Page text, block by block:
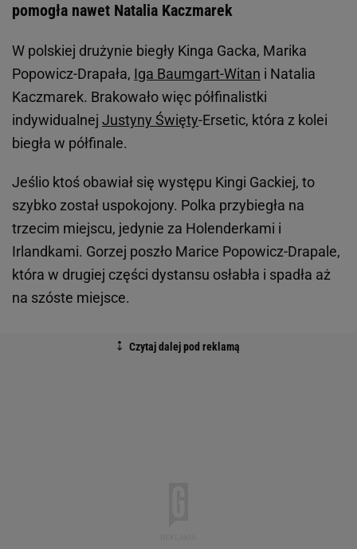
pomogła nawet Natalia Kaczmarek
W polskiej drużynie biegły Kinga Gacka, Marika
Popowicz-Drapała, Iga Baumgart-Witan i Natalia
Kaczmarek. Brakowało więc półfinalistki
indywidualnej Justyny Święty-Ersetic, która z kolei
biegła w półfinale.
Jeślio ktoś obawiał się występu Kingi Gackiej, to
szybko został uspokojony. Polka przybiegła na
trzecim miejscu, jedynie za Holenderkami i
Irlandkami. Gorzej poszło Marice Popowicz-Drapale,
która w drugiej części dystansu osłabła i spadła aż
na szóste miejsce.